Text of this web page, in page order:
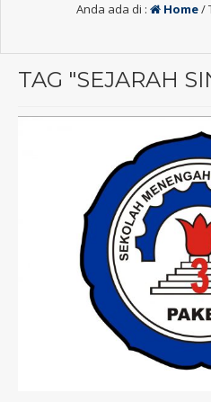
Anda ada di : Home/
TAG "SEJARAH